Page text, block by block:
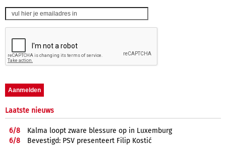
Laatste nieuws
6/8
Kalma loopt zware blessure op in Luxemburg
6/8
Bevestigd: PSV presenteert Filip Kostić